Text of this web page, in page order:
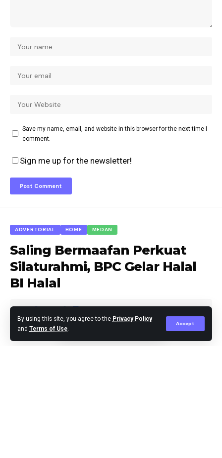
By using this site, you agree to the Privacy Policy
and Terms of Use.
Accept
Save my name, email, and website in this browser for the next time I
comment.
Sign me up for the newsletter!
ADVERTORIAL HOME MEDAN
Saling Bermaafan Perkuat
Silaturahmi, BPC Gelar Halal
BI Halal
Agus Leo